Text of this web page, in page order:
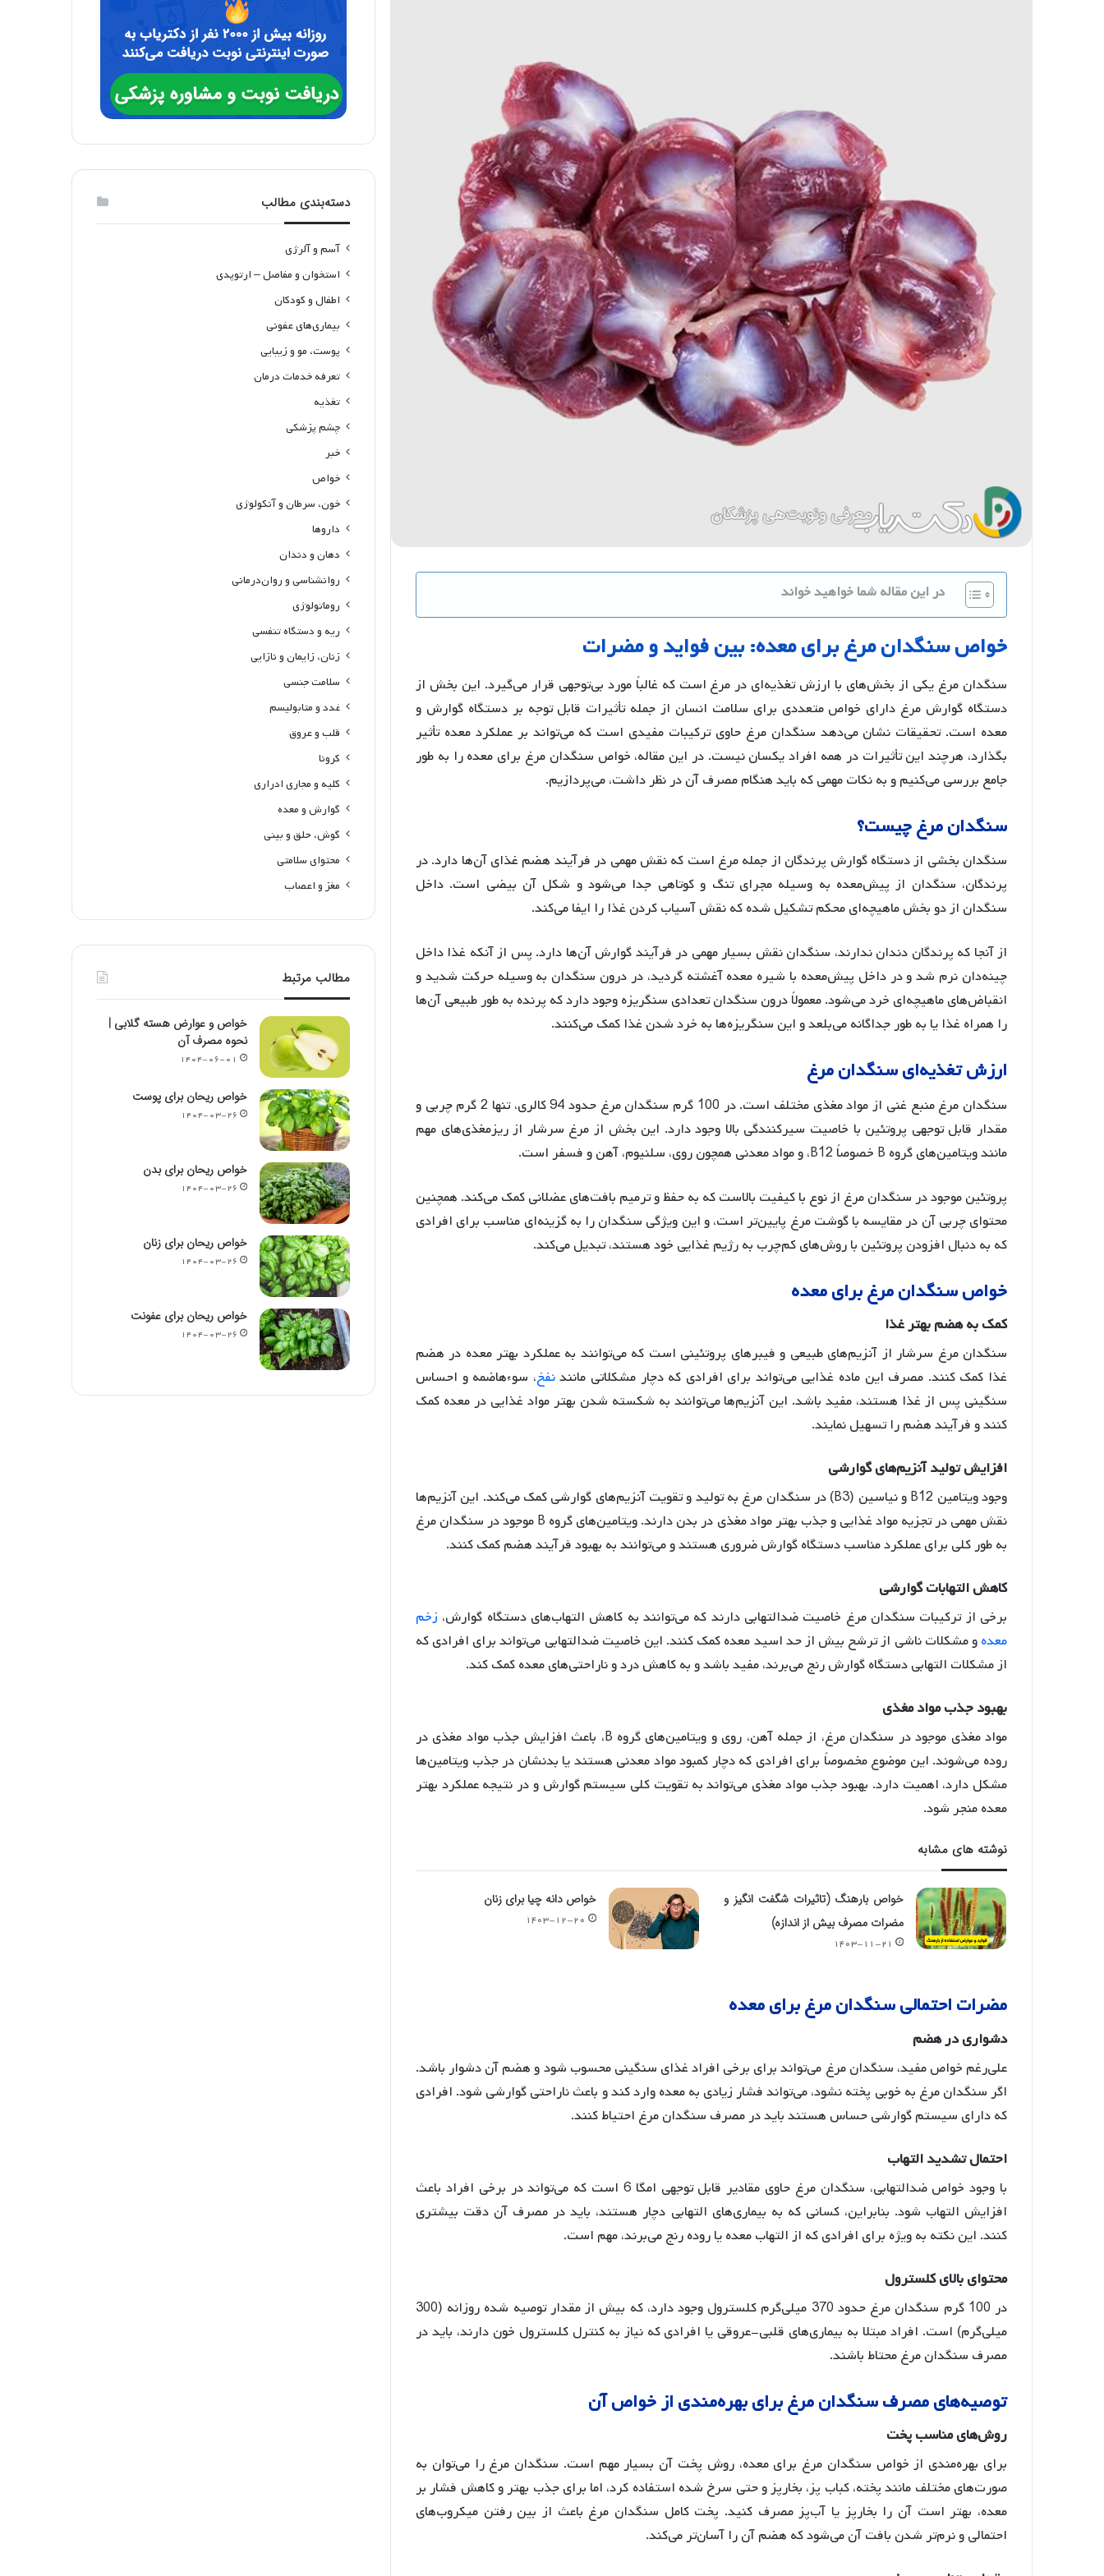
در این مقاله شما خواهید خواند
خواصسنگدانمرغبرایمعده:بینفوایدومضرات
سنگدان مرغ یکی از بخش‌های با ارزش تغذیه‌ای در مرغ است که غالباً مورد بی‌توجهی قرار می‌گیرد. این بخش از
دستگاه گوارش مرغ دارای خواص متعددی برای سلامت انسان از جمله تأثیرات قابل توجه بر دستگاه گوارش و
معده است. تحقیقات نشان می‌دهد سنگدان مرغ حاوی ترکیبات مفیدی است که می‌تواند بر عملکرد معده تأثیر
بگذارد، هرچند این تأثیرات در همه افراد یکسان نیست. در این مقاله، خواص سنگدان مرغ برای معده را به طور
جامع بررسی می‌کنیم و به نکات مهمی که باید هنگام مصرف آن در نظر داشت، می‌پردازیم.
سنگدانمرغچیست؟
سنگدان بخشی از دستگاه گوارش پرندگان از جمله مرغ است که نقش مهمی در فرآیند هضم غذای آن‌ها دارد. در
پرندگان، سنگدان از پیش‌معده به وسیله مجرای تنگ و کوتاهی جدا می‌شود و شکل آن بیضی است. داخل
سنگدان از دو بخش ماهیچه‌ای محکم تشکیل شده که نقش آسیاب کردن غذا را ایفا می‌کند.
از آنجا که پرندگان دندان ندارند، سنگدان نقش بسیار مهمی در فرآیند گوارش آن‌ها دارد. پس از آنکه غذا داخل
چینه‌دان نرم شد و در داخل پیش‌معده با شیره معده آغشته گردید، در درون سنگدان به وسیله حرکت شدید و
انقباض‌های ماهیچه‌ای خرد می‌شود. معمولاً درون سنگدان تعدادی سنگریزه وجود دارد که پرنده به طور طبیعی آن‌ها
را همراه غذا یا به طور جداگانه می‌بلعد و این سنگریزه‌ها به خرد شدن غذا کمک می‌کنند.
ارزشتغذیهایسنگدانمرغ
سنگدان مرغ منبع غنی از مواد مغذی مختلف است. در 100 گرم سنگدان مرغ حدود 94 کالری، تنها 2 گرم چربی و
مقدار قابل توجهی پروتئین با خاصیت سیرکنندگی بالا وجود دارد. این بخش از مرغ سرشار از ریزمغذی‌های مهم
مانند ویتامین‌های گروه B خصوصاً B12، و مواد معدنی همچون روی، سلنیوم، آهن و فسفر است
.
پروتئین موجود در سنگدان مرغ از نوع با کیفیت بالاست که به حفظ و ترمیم بافت‌های عضلانی کمک می‌کند. همچنین
محتوای چربی آن در مقایسه با گوشت مرغ پایین‌تر است، و این ویژگی سنگدان را به گزینه‌ای مناسب برای افرادی
که به دنبال افزودن پروتئین با روش‌های کم‌چرب به رژیم غذایی خود هستند، تبدیل می‌کند.
خواصسنگدانمرغبرایمعده
کمکبههضمبهترغذا
سنگدان مرغ سرشار از آنزیم‌های طبیعی و فیبرهای پروتئینی است که می‌توانند به عملکرد بهتر معده در هضم
غذا کمک کنند. مصرف این ماده غذایی می‌تواند برای افرادی که دچار مشکلاتی مانندنفخ، سوءهاضمه و احساس
سنگینی پس از غذا هستند، مفید باشد. این آنزیم‌ها می‌توانند به شکسته شدن بهتر مواد غذایی در معده کمک
کنند و فرآیند هضم را تسهیل نمایند.
افزایشتولیدآنزیمهایگوارشی
وجود ویتامین B12 و نیاسین (B3) در سنگدان مرغ به تولید و تقویت آنزیم‌های گوارشی کمک می‌کند. این آنزیم‌ها
نقش مهمی در تجزیه مواد غذایی و جذب بهتر مواد مغذی در بدن دارند
. ویتامین‌های گروه B موجود در سنگدان مرغ
به طور کلی برای عملکرد مناسب دستگاه گوارش ضروری هستند و می‌توانند به بهبود فرآیند هضم کمک کنند.
کاهشالتهاباتگوارشی
برخی از ترکیبات سنگدان مرغ خاصیت ضدالتهابی دارند که می‌توانند به کاهش التهاب‌های دستگاه گوارش، زخم
معدهو مشکلات ناشی از ترشح بیش از حد اسید معده کمک کنند. این خاصیت ضدالتهابی می‌تواند برای افرادی که
از مشکلات التهابی دستگاه گوارش رنج می‌برند، مفید باشد و به کاهش درد و ناراحتی‌های معده کمک کند.
بهبودجذبموادمغذی
مواد مغذی موجود در سنگدان مرغ، از جمله آهن، روی و ویتامین‌های گروه B، باعث افزایش جذب مواد مغذی در
روده می‌شوند. این موضوع مخصوصاً برای افرادی که دچار کمبود مواد معدنی هستند یا بدنشان در جذب ویتامین‌ها
مشکل دارد، اهمیت دارد. بهبود جذب مواد مغذی می‌تواند به تقویت کلی سیستم گوارش و در نتیجه عملکرد بهتر
معده منجر شود.
نوشته های مشابه
خواص بارهنگ (تاثیرات شگفت انگیز و
مضرات مصرف بیش از اندازه)
۱۴۰۳-۱۱-۲۱
خواص دانه چیا برای زنان
۱۴۰۳-۱۲-۲۰
مضرات احتمالیسنگدانمرغبرایمعده
دشواریدرهضم
علی‌رغم خواص مفید، سنگدان مرغ می‌تواند برای برخی افراد غذای سنگینی محسوب شود و هضم آن دشوار باشد.
اگر سنگدان مرغ به خوبی پخته نشود، می‌تواند فشار زیادی به معده وارد کند و باعث ناراحتی گوارشی شود. افرادی
که دارای سیستم گوارشی حساس هستند باید در مصرف سنگدان مرغ احتیاط کنند.
احتمالتشدیدالتهاب
با وجود خواص ضدالتهابی، سنگدان مرغ حاوی مقادیر قابل توجهی امگا 6 است که می‌تواند در برخی افراد باعث
افزایش التهاب شود. بنابراین، کسانی که به بیماری‌های التهابی دچار هستند، باید در مصرف آن دقت بیشتری
کنند. این نکته به ویژه برای افرادی که از التهاب معده یا روده رنج می‌برند، مهم است.
محتوایبالایکلسترول
در 100 گرم سنگدان مرغ حدود 370 میلی‌گرم کلسترول وجود دارد، که بیش از مقدار توصیه شده روزانه (300
میلی‌گرم) است. افراد مبتلا به بیماری‌های قلبی-عروقی یا افرادی که نیاز به کنترل کلسترول خون دارند، باید در
مصرف سنگدان مرغ محتاط باشند.
توصیههایمصرفسنگدانمرغبرایبهرهمندی ازخواصآن
روشهایمناسبپخت
برای بهره‌مندی از خواص سنگدان مرغ برای معده، روش پخت آن بسیار مهم است. سنگدان مرغ را می‌توان به
صورت‌های مختلف مانند پخته، کباب پز، بخارپز و حتی سرخ شده استفاده کرد، اما برای جذب بهتر و کاهش فشار بر
معده، بهتر است آن را بخارپز یا آب‌پز مصرف کنید. پخت کامل سنگدان مرغ باعث از بین رفتن میکروب‌های
احتمالی و نرم‌تر شدن بافت آن می‌شود که هضم آن را آسان‌تر می‌کند.
دسته‌بندی مطالب
آسم و آلرژی
استخوان و مفاصل – ارتوپدی
اطفال و کودکان
بیماری‌های عفونی
پوست، مو و زیبایی
تعرفه خدمات درمان
تغذیه
چشم پزشکی
خبر
خواص
خون، سرطان و آنکولوژی
داروها
دهان و دندان
روانشناسی و روان‌درمانی
روماتولوژی
ریه و دستگاه تنفسی
زنان، زایمان و نازایی
سلامت جنسی
غدد و متابولیسم
قلب و عروق
کرونا
کلیه و مجاری ادراری
گوارش و معده
گوش، حلق و بینی
محتوای سلامتی
مغز و اعصاب
مطالب مرتبط
خواص و عوارض هسته گلابی |
نحوه مصرف آن
۱۴۰۴-۰۶-۰۱
خواص ریحان برای پوست
۱۴۰۴-۰۳-۲۶
خواص ریحان برای بدن
۱۴۰۴-۰۳-۲۶
خواص ریحان برای زنان
۱۴۰۴-۰۳-۲۶
خواص ریحان برای عفونت
۱۴۰۴-۰۳-۲۶